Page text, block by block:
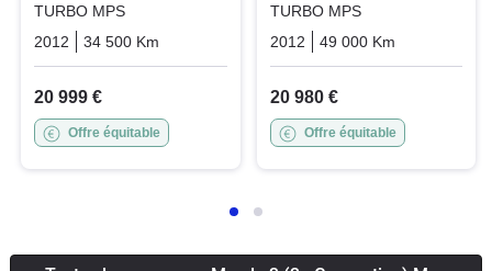
TURBO MPS
2012
34 500 Km Essence
20 999 €
Offre équitable
TURBO MPS
2012
49 000 Km
20 980 €
Offre équitable